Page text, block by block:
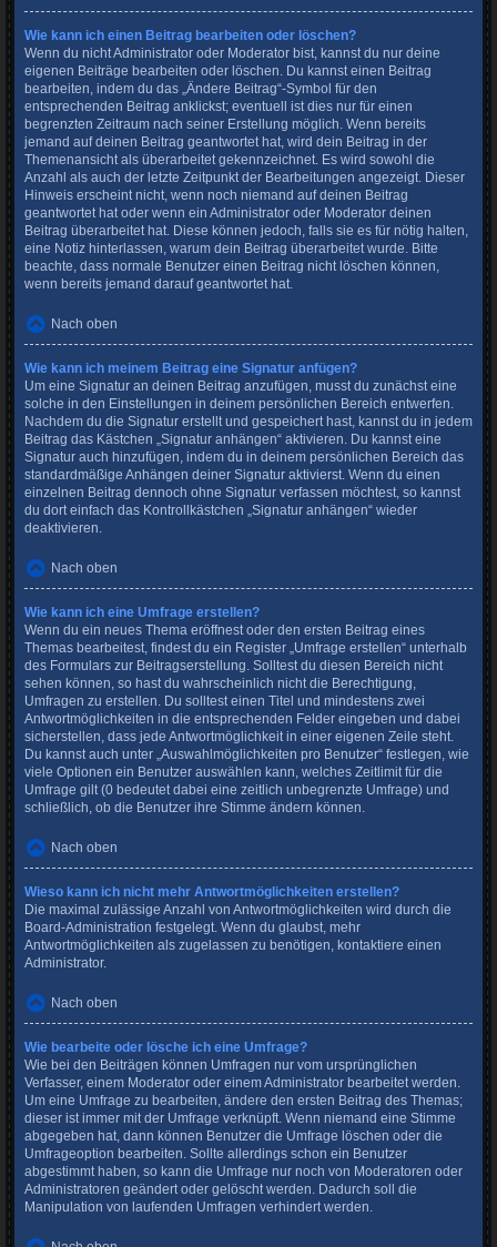
Wie kann ich einen Beitrag bearbeiten oder löschen?
Wenn du nicht Administrator oder Moderator bist, kannst du nur deine
eigenen Beiträge bearbeiten oder löschen. Du kannst einen Beitrag
bearbeiten, indem du das „Ändere Beitrag“-Symbol für den
entsprechenden Beitrag anklickst; eventuell ist dies nur für einen
begrenzten Zeitraum nach seiner Erstellung möglich. Wenn bereits
jemand auf deinen Beitrag geantwortet hat, wird dein Beitrag in der
Themenansicht als überarbeitet gekennzeichnet. Es wird sowohl die
Anzahl als auch der letzte Zeitpunkt der Bearbeitungen angezeigt. Dieser
Hinweis erscheint nicht, wenn noch niemand auf deinen Beitrag
geantwortet hat oder wenn ein Administrator oder Moderator deinen
Beitrag überarbeitet hat. Diese können jedoch, falls sie es für nötig halten,
eine Notiz hinterlassen, warum dein Beitrag überarbeitet wurde. Bitte
beachte, dass normale Benutzer einen Beitrag nicht löschen können,
wenn bereits jemand darauf geantwortet hat.
Nach oben
Wie kann ich meinem Beitrag eine Signatur anfügen?
Um eine Signatur an deinen Beitrag anzufügen, musst du zunächst eine
solche in den Einstellungen in deinem persönlichen Bereich entwerfen.
Nachdem du die Signatur erstellt und gespeichert hast, kannst du in jedem
Beitrag das Kästchen „Signatur anhängen“ aktivieren. Du kannst eine
Signatur auch hinzufügen, indem du in deinem persönlichen Bereich das
standardmäßige Anhängen deiner Signatur aktivierst. Wenn du einen
einzelnen Beitrag dennoch ohne Signatur verfassen möchtest, so kannst
du dort einfach das Kontrollkästchen „Signatur anhängen“ wieder
deaktivieren.
Nach oben
Wie kann ich eine Umfrage erstellen?
Wenn du ein neues Thema eröffnest oder den ersten Beitrag eines
Themas bearbeitest, findest du ein Register „Umfrage erstellen“ unterhalb
des Formulars zur Beitragserstellung. Solltest du diesen Bereich nicht
sehen können, so hast du wahrscheinlich nicht die Berechtigung,
Umfragen zu erstellen. Du solltest einen Titel und mindestens zwei
Antwortmöglichkeiten in die entsprechenden Felder eingeben und dabei
sicherstellen, dass jede Antwortmöglichkeit in einer eigenen Zeile steht.
Du kannst auch unter „Auswahlmöglichkeiten pro Benutzer“ festlegen, wie
viele Optionen ein Benutzer auswählen kann, welches Zeitlimit für die
Umfrage gilt (0 bedeutet dabei eine zeitlich unbegrenzte Umfrage) und
schließlich, ob die Benutzer ihre Stimme ändern können.
Nach oben
Wieso kann ich nicht mehr Antwortmöglichkeiten erstellen?
Die maximal zulässige Anzahl von Antwortmöglichkeiten wird durch die
Board-Administration festgelegt. Wenn du glaubst, mehr
Antwortmöglichkeiten als zugelassen zu benötigen, kontaktiere einen
Administrator.
Nach oben
Wie bearbeite oder lösche ich eine Umfrage?
Wie bei den Beiträgen können Umfragen nur vom ursprünglichen
Verfasser, einem Moderator oder einem Administrator bearbeitet werden.
Um eine Umfrage zu bearbeiten, ändere den ersten Beitrag des Themas;
dieser ist immer mit der Umfrage verknüpft. Wenn niemand eine Stimme
abgegeben hat, dann können Benutzer die Umfrage löschen oder die
Umfrageoption bearbeiten. Sollte allerdings schon ein Benutzer
abgestimmt haben, so kann die Umfrage nur noch von Moderatoren oder
Administratoren geändert oder gelöscht werden. Dadurch soll die
Manipulation von laufenden Umfragen verhindert werden.